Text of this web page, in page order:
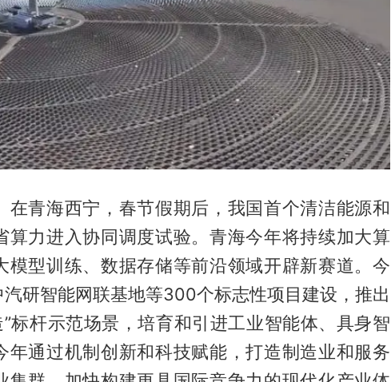
在青海西宁，春节假期后，我国首个清洁能源和
算力进入协同调度试验。青海今年将持续加大算
模型训练、数据存储等前沿领域开辟新赛道。今
研智能网联基地等300个标志性项目建设，推出
标杆示范场景，培育和引进工业智能体、具身智
年通过机制创新和科技赋能，打造制造业和服务